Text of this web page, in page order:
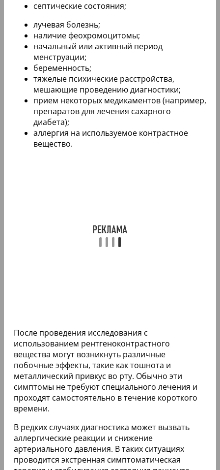
септические состояния;
лучевая болезнь;
наличие феохромоцитомы;
начальный или активный период
менструации;
беременность;
тяжелые психические расстройства,
мешающие проведению диагностики;
прием некоторых медикаментов (например,
препаратов для лечения сахарного
диабета);
аллергия на используемое контрастное
вещество.
После проведения исследования с
использованием рентгеноконтрастного
вещества могут возникнуть различные
побочные эффекты, такие как тошнота и
металлический привкус во рту. Обычно эти
симптомы не требуют специального лечения и
проходят самостоятельно в течение короткого
времени.
В редких случаях диагностика может вызвать
аллергические реакции и снижение
артериального давления. В таких ситуациях
проводится экстренная симптоматическая